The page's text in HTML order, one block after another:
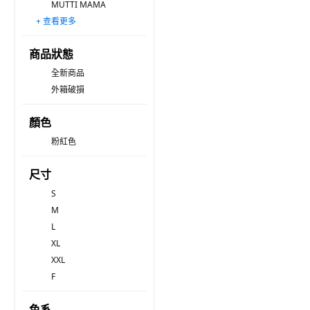
MUTTI MAMA
JOY MULTI
secret rest
daysoy
BLOOM active
Alleophom
PETITMARIEE
hunine
JOYMULTI
PANDORA by VIVIEN
Relaxism
AmuseHouse
Gameung 感應
Momsggul
Elsso
KOMAD
+ 查看更多
商品狀態
全新商品
外箱破損
顏色
粉紅色
尺寸
S
M
L
XL
XXL
F